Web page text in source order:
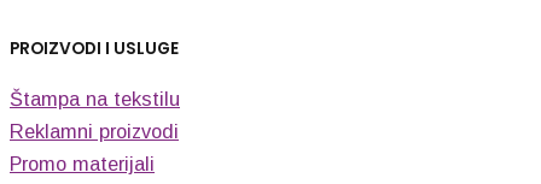
PROIZVODI I USLUGE
Štampa na tekstilu
Reklamni proizvodi
Promo materijali